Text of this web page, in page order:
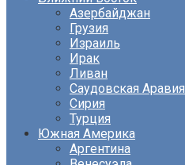
Азербайджан
Грузия
Израиль
Ирак
Ливан
Саудовская Аравия
Сирия
Турция
Южная Америка
Аргентина